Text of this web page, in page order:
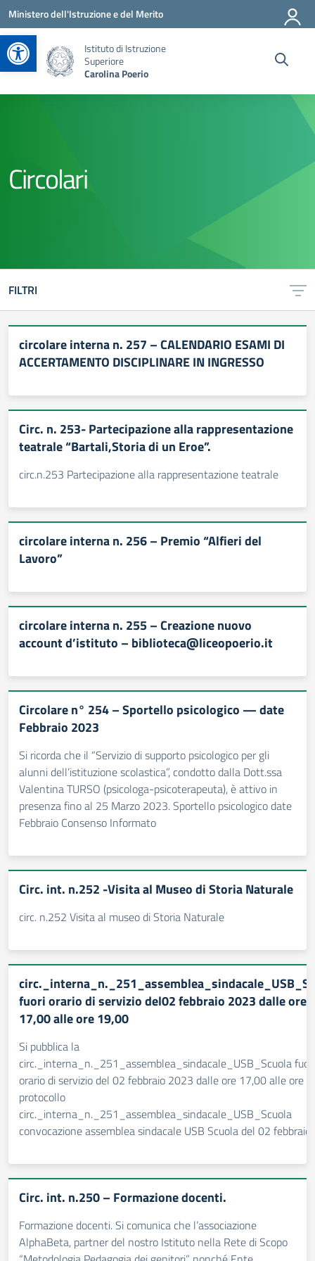
Apri la barra degli strumenti
Vai ai contenuti
Vai al menu di navigazione
Vai al footer
Ministero dell'Istruzione e del Merito
Istituto di Istruzione
Superiore
Carolina Poerio
Circolari
FILTRI
circolare interna n. 257 – CALENDARIO ESAMI DI
ACCERTAMENTO DISCIPLINARE IN INGRESSO
Circ. n. 253- Partecipazione alla rappresentazione
teatrale “Bartali,Storia di un Eroe”.
circ.n.253 Partecipazione alla rappresentazione teatrale
circolare interna n. 256 – Premio “Alfieri del
Lavoro”
circolare interna n. 255 – Creazione nuovo
account d’istituto – biblioteca@liceopoerio.it
Circolare n° 254 – Sportello psicologico — date
Febbraio 2023
Si ricorda che il “Servizio di supporto psicologico per gli
alunni dell’istituzione scolastica”, condotto dalla Dott.ssa
Valentina TURSO (psicologa-psicoterapeuta), è attivo in
presenza fino al 25 Marzo 2023. Sportello psicologico date
Febbraio Consenso Informato
Circ. int. n.252 -Visita al Museo di Storia Naturale
circ. n.252 Visita al museo di Storia Naturale
fuori orario di servizio del02 febbraio 2023 dalle ore
17,00 alle ore 19,00
Si pubblica la
circ._interna_n._251_assemblea_sindacale_USB_Scuola fuori
orario di servizio del 02 febbraio 2023 dalle ore 17,00 alle ore
protocollo
circ._interna_n._251_assemblea_sindacale_USB_Scuola
convocazione assemblea sindacale USB Scuola del 02
Circ. int. n.250 – Formazione docenti.
Formazione docenti. Si comunica che l’associazione
AlphaBeta, partner del nostro Istituto nella Rete di Scopo